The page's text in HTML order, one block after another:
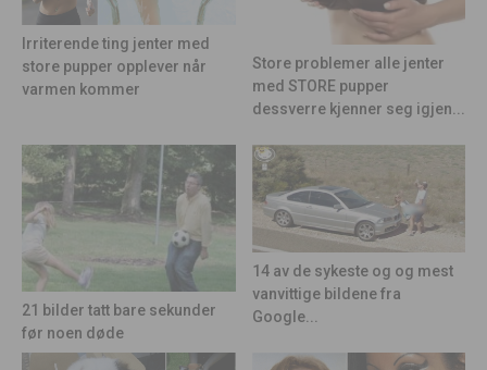
Irriterende ting jenter med
store pupper opplever når
varmen kommer
Store problemer alle jenter
med STORE pupper
dessverre kjenner seg igjen...
21 bilder tatt bare sekunder
før noen døde
14 av de sykeste og og mest
vanvittige bildene fra
Google...